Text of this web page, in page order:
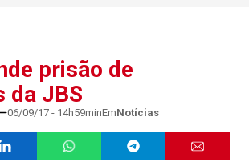
prisão de
da JBS
06/09/17 - 14h59minEmNotícias